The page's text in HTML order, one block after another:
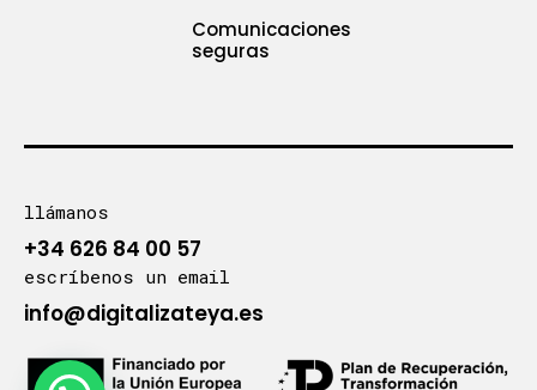
Comunicaciones
seguras
llámanos
+34 626 84 00 57
escríbenos un email
info@digitalizateya.es